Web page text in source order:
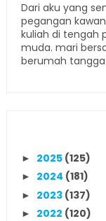
Dari aku yang
pegangan
kuliah di tengah
muda. mari
berumah tangga
► 2025 (125)
► 2024 (181)
► 2023 (137)
► 2022 (120)